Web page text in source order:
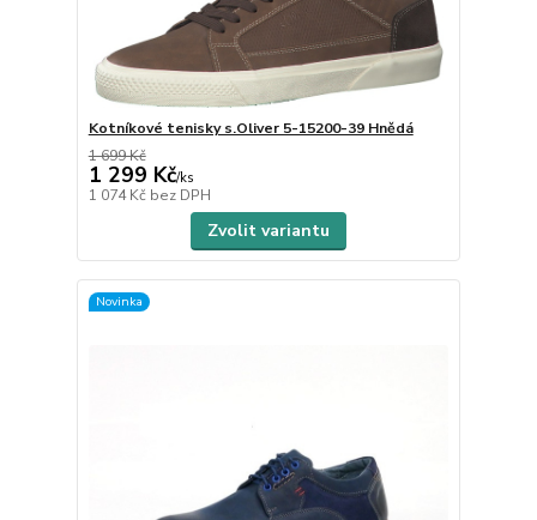
Kotníkové tenisky s.Oliver 5-15200-39 Hnědá
1 699 Kč
1 299 Kč/ks
1 074 Kč bez DPH
Zvolit variantu
Novinka